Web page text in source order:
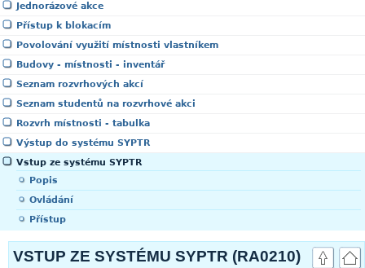
Jednorázové akce
Přístup k blokacím
Povolování využití místnosti vlastníkem
Budovy - místnosti - inventář
Seznam rozvrhových akcí
Seznam studentů na rozvrhové akci
Rozvrh místnosti - tabulka
Výstup do systému SYPTR
Vstup ze systému SYPTR
Popis
Ovládání
Přístup
VSTUP ZE SYSTÉMU SYPTR (RA0210)